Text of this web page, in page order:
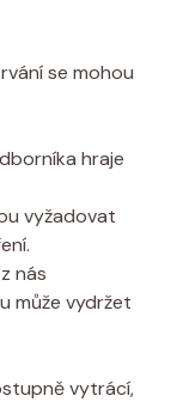
se mohou
hraje
vyžadovat
nás
může vydržet
vytrácí,